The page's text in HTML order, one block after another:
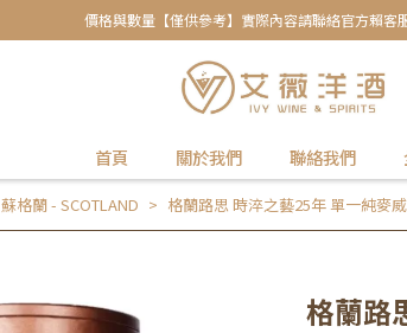
價格與數量【僅供參考】實際內容請聯絡官方賴客
首頁 關於我們 聯絡我們
蘇格蘭 - SCOTLAND 格蘭路思 時淬之藝25年 單一純麥
格蘭路